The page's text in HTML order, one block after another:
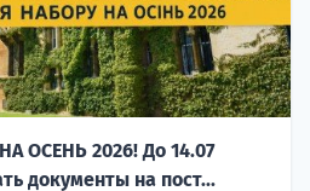
ОСЕНЬ 2026! До 14.07
документы на пост...